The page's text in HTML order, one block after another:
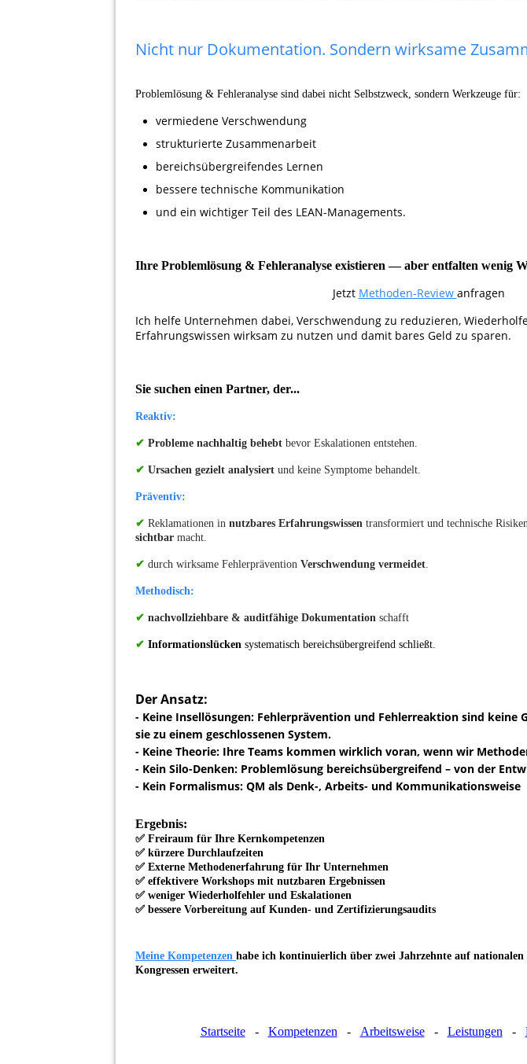
Nicht nur Dokumentation. Sondern wirksame
Problemlösung & Fehleranalyse sind dabei nicht Selbstzweck, sondern Werkzeuge für:
vermiedene Verschwendung
strukturierte Zusammenarbeit
bereichsübergreifendes Lernen
bessere technische Kommunikation
und ein wichtiger Teil des LEAN-Managements.
Ihre Problemlösung & Fehleranalyse existieren — aber entfalten wenig
Jetzt Methoden-Review anfragen
Ich helfe Unternehmen dabei, Verschwendung zu reduzieren,
Erfahrungswissen wirksam zu nutzen und damit bares Geld zu sparen.
Sie suchen einen Partner, der...
Reaktiv:
✔ Probleme nachhaltig behebt bevor Eskalationen entstehen.
✔ Ursachen gezielt analysiert und keine Symptome behandelt.
Präventiv:
✔ Reklamationen in nutzbares Erfahrungswissen transformiert und technische
sichtbar macht.
✔ durch wirksame Fehlerprävention Verschwendung vermeidet.
Methodisch:
✔ nachvollziehbare & auditfähige Dokumentation schafft
✔ Informationslücken systematisch bereichsübergreifend schließt.
Der Ansatz:
- Keine Insellösungen: Fehlerprävention und Fehlerreaktion sind keine
sie zu einem geschlossenen System.
- Keine Theorie: Ihre Teams kommen wirklich voran, wenn wir
- Kein Silo-Denken: Problemlösung bereichsübergreifend – von der
- Kein Formalismus: QM als Denk-, Arbeits- und Kommunikationsweise
Ergebnis:
✅ Freiraum für Ihre Kernkompetenzen
✅ kürzere Durchlaufzeiten
✅ Externe Methodenerfahrung für Ihr Unternehmen
✅ effektivere Workshops mit nutzbaren Ergebnissen
✅ weniger Wiederholfehler und Eskalationen
✅ bessere Vorbereitung auf Kunden- und Zertifizierungsaudits
Meine Kompetenzen habe ich kontinuierlich über zwei Jahrzehnte auf
Kongressen erweitert.
Startseite- Kompetenzen - Arbeitsweise- Leistungen -